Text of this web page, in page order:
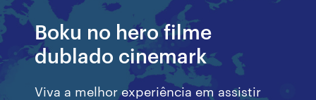
Boku no hero filme
dublado cinemark
Viva a melhor experiência em assistir